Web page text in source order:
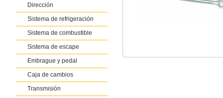
Dirección
Sistema de refrigeración
Sistema de combustible
Sistema de escape
Embrague y pedal
Caja de cambios
Transmisión